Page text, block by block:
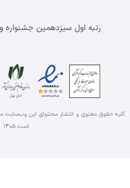
رتبه اول سیزدهمین جشنواره
کلیه حقوق معنوی و انتشار محتوای این وب‌سایت
است۱۴۰۵